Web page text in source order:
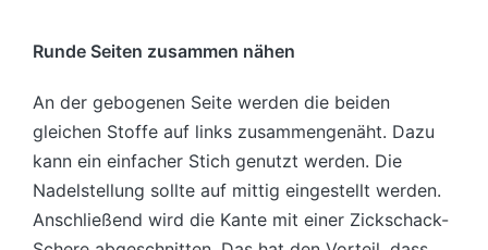
Runde Seiten zusammen nähen
An der gebogenen Seite werden die beiden
gleichen Stoffe auf links zusammengenäht. Dazu
kann ein einfacher Stich genutzt werden. Die
Nadelstellung sollte auf mittig eingestellt werden.
Anschließend wird die Kante mit einer Zickschack-